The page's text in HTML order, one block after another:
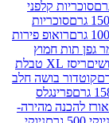
פירות
ריסז XL טבלת
חלב